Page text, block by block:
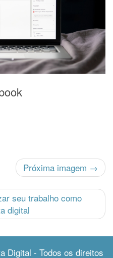
Próxima imagem →
seu trabalho como
digital
Digital - Todos os direitos